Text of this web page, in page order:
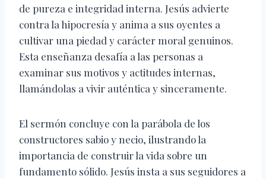
de pureza e integridad interna. Jesús advierte
contra la hipocresía y anima a sus oyentes a
cultivar una piedad y carácter moral genuinos.
Esta enseñanza desafía a las personas a
examinar sus motivos y actitudes internas,
llamándolas a vivir auténtica y sinceramente.
El sermón concluye con la parábola de los
constructores sabio y necio, ilustrando la
importancia de construir la vida sobre un
fundamento sólido. Jesús insta a sus seguidores a